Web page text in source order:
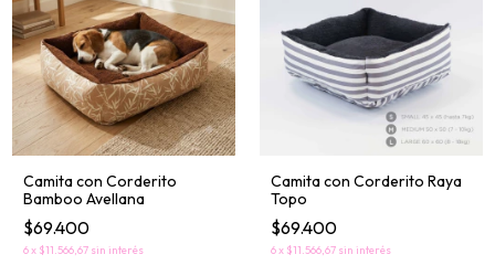
Camita con Corderito
Bamboo Avellana
$69.400
6x $11.566,67 sin interés
Camita con Corderito Raya
Topo
$69.400
6x $11.566,67 sin interés